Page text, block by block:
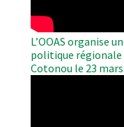
L’OOAS organise
politique régionale
Cotonou le 23 mars